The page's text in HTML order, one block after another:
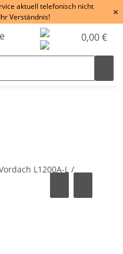
aktuell telefonisch nicht
Verständnis!
×
0,00 €